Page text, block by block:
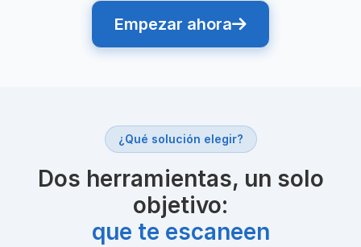
Empezar ahora
¿Qué solución elegir?
Dos herramientas, un solo
objetivo:
que te escaneen